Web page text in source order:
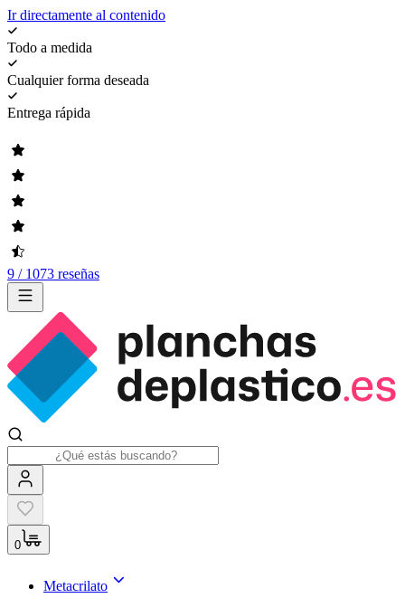
Ir directamente al contenido
Todo a medida
Cualquier forma deseada
Entrega rápida
9 / 1073 reseñas
0
Metacrilato